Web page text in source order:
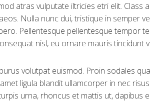
atras vulputate iltricies etri elit.
Nulla nunc dui, tristique in semper
Pellentesque pellentesque tempor
nisl, eu ornare mauris tincidunt
volutpat euismod. Proin sodales
ligula blandit ullamcorper in nec
urna, rhoncus et mattis ut, dapibus